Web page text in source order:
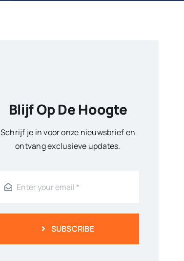
Blijf Op De Hoogte
Schrijf je in voor onze nieuwsbrief en
ontvang exclusieve updates.
SUBSCRIBE